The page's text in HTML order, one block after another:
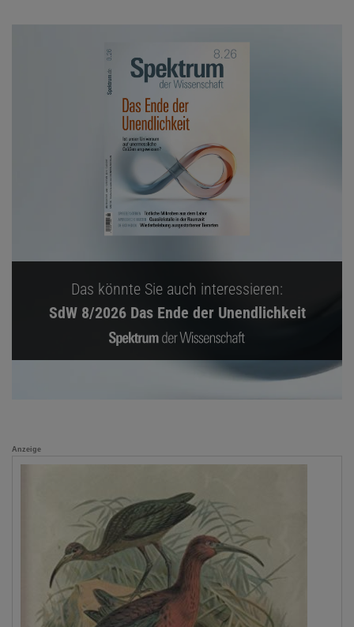
Das könnte Sie auch interessieren:
SdW 8/2026 Das Ende der Unendlichkeit
Anzeige